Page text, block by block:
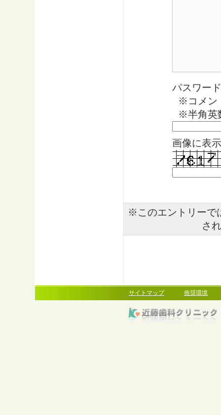
パスワー
※コメン
※半角英
画像に表
※このエントリーで
さ
サイトマップ 推奨環境